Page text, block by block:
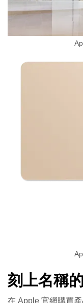
刻上名稱
在 Apple 官網購買